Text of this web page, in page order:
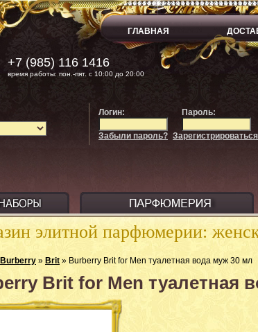
элитной парфюмерии:
Burberry » Brit » Burberry Brit for Men туалетная вода муж 30 мл
Brit for Men туалетная
ГЛАВНАЯ
+7 (985) 116 1416
время работы: пон.-пят. с 10:00 до 20:00
Логин:
Пароль:
Забыли пароль? Зарегистрироваться